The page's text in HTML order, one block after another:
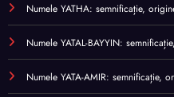
Numele YATHA: semnificație,
Numele YATAL-BAYYIN:
Numele YATA-AMIR: semnificație,